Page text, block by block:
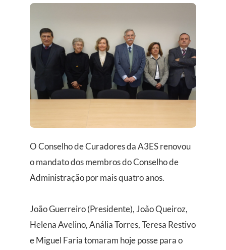
O Conselho de Curadores da A3ES renovou
o mandato dos membros do Conselho de
Administração por mais quatro anos.
João Guerreiro (Presidente), João Queiroz,
Helena Avelino, Anália Torres, Teresa Restivo
e Miguel Faria tomaram hoje posse para o